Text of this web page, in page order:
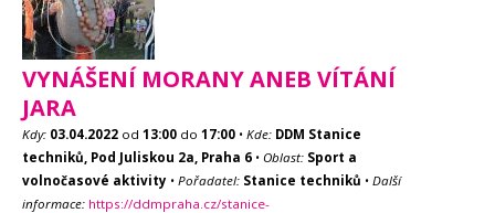
VYNÁŠENÍ MORANY ANEB VÍTÁNÍ
JARA
Kdy: 03.04.2022 od 13:00 do 17:00 • Kde: DDM Stanice
techniků, Pod Juliskou 2a, Praha 6 • Oblast: Sport a
volnočasové aktivity • Pořadatel: Stanice techniků • Další
informace: https://ddmpraha.cz/stanice-